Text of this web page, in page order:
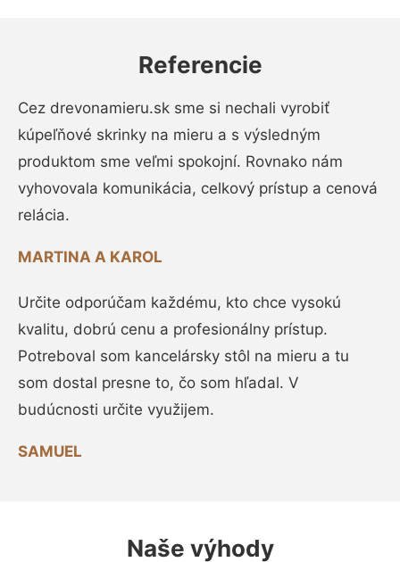
Referencie
Cez drevonamieru.sk sme si nechali vyrobiť
kúpeľňové skrinky na mieru a s výsledným
produktom sme veľmi spokojní. Rovnako nám
vyhovovala komunikácia, celkový prístup a cenová
relácia.
MARTINA A KAROL
Určite odporúčam každému, kto chce vysokú
kvalitu, dobrú cenu a profesionálny prístup.
Potreboval som kancelársky stôl na mieru a tu
som dostal presne to, čo som hľadal. V
budúcnosti určite využijem.
SAMUEL
Naše výhody